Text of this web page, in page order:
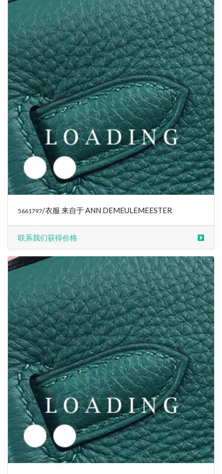
5661797 /衣服 来自于 ANN DEMEULEMEESTER
联系我们获得价格